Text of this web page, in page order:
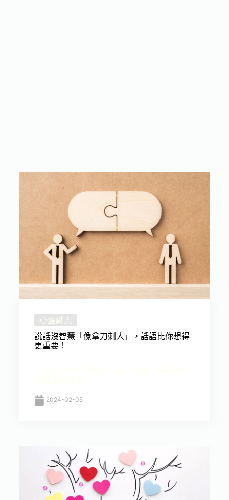
心靈勵志
說話沒智慧「像拿刀刺人」，話語比你想得
更重要！
2024-02-05